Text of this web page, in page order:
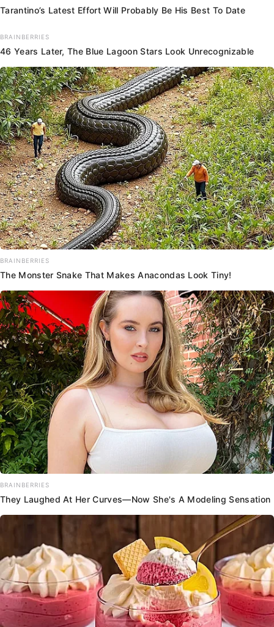
Tarantino’s Latest Effort Will Probably Be His Best To Date
BRAINBERRIES
46 Years Later, The Blue Lagoon Stars Look Unrecognizable
BRAINBERRIES
The Monster Snake That Makes Anacondas Look Tiny!
BRAINBERRIES
They Laughed At Her Curves—Now She's A Modeling Sensation